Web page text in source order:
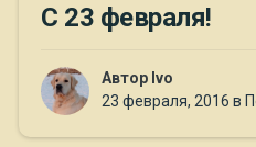
C 23 февраля!
Автор Ivo
23 февраля, 2016 в